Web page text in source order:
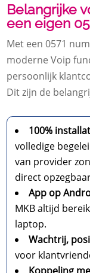
Belangrijke
een eigen
Met een 0571
moderne Voip
persoonlijk
Dit zijn de
100%
volledige
van provider
direct
App op
MKB altijd
laptop.
Wachtrij,
voor